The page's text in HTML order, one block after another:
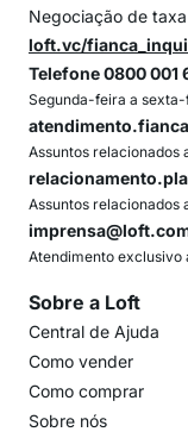
Negociação de
loft.vc/
Telefone 0800 001
Segunda-feira a
Assuntos relacionados
Assuntos relacionados
Atendimento exclusivo
Sobre a Loft
Central de Ajuda
Como vender
Como comprar
Sobre nós